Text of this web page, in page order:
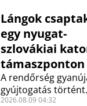
Lángok
egy nyugat-
szlovákiai
támaszponton
A rendőrség
gyújtogatás történt.
2026.08.09 04:32